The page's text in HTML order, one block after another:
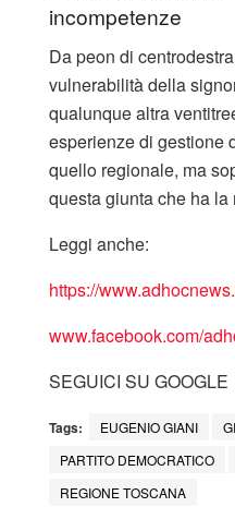
incompetenze
Da peon di
vulnerabilità della
qualunque altra
esperienze di gestione
quello regionale, ma
questa giunta che ha
Leggi anche:
https://
www.facebook.com/
SEGUICI SU GOOGLE
Tags: EUGENIO GIANI
PARTITO DEMOCRATICO
REGIONE TOSCANA